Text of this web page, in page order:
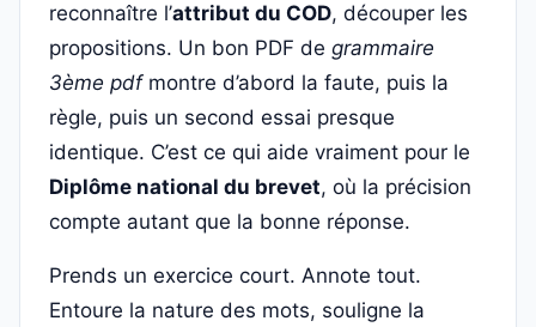
reconnaître l’attribut du COD, découper les
propositions. Un bon PDF de grammaire
3ème pdfmontre d’abord la faute, puis la
règle, puis un second essai presque
identique. C’est ce qui aide vraiment pour le
Diplôme national du brevet, où la précision
compte autant que la bonne réponse.
Prends un exercice court. Annote tout.
Entoure la nature des mots, souligne la